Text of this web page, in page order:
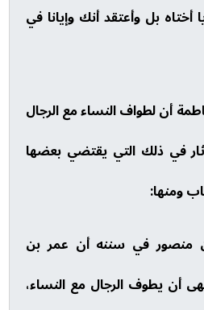
بل وأعتقد أنك وإيانا في
أن لطواف النساء مع الرجال
في ذلك التي يقتضي بعضها
ومنها:
منصور في سننه أن عمر بن
أن يطوف الرجال مع النساء،